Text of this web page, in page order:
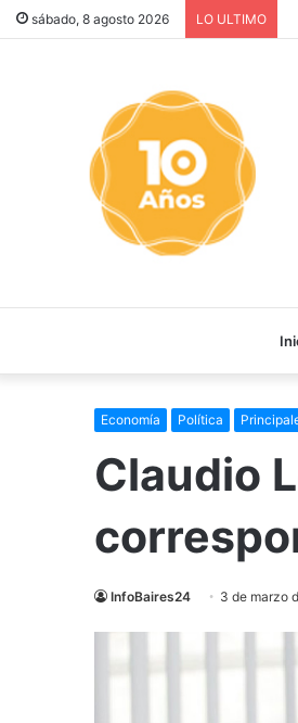
sábado, 8 agosto 2026 LO ULTIMO
Economía Política
Claudio
InfoBaires24 3 de marzo